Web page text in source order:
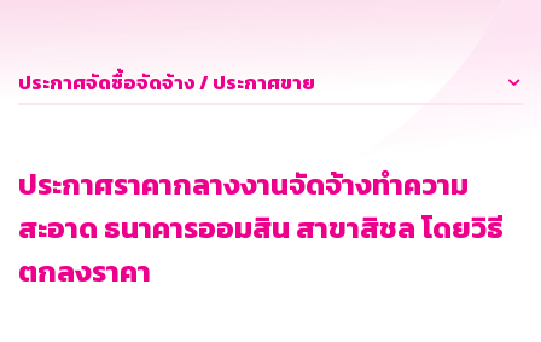
ประกาศจัดซื้อจัดจ้าง / ประกาศขาย
ประกาศราคากลางงานจัดจ้างทำความ
สะอาด ธนาคารออมสิน สาขาสิชล โดยวิธี
ตกลงราคา